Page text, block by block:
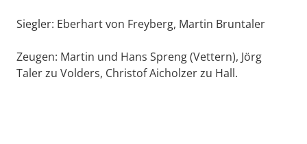
Siegler: Eberhart von Freyberg, Martin Bruntaler
Zeugen: Martin und Hans Spreng (Vettern), Jörg
Taler zu Volders, Christof Aicholzer zu Hall.